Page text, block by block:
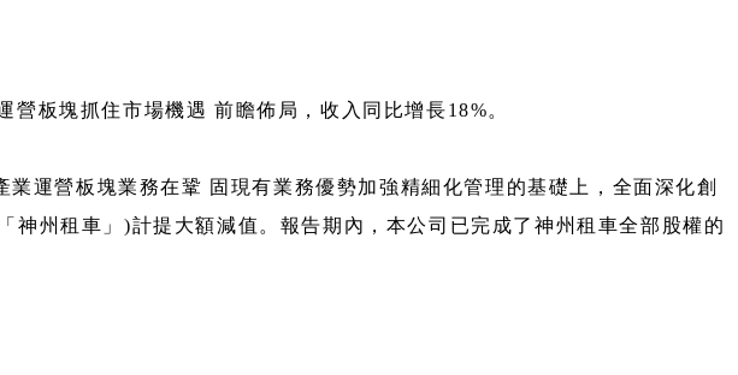
營板塊抓住市場機遇 前瞻佈局，收入同比增長18%。
運營板塊業務在鞏 固現有業務優勢加強精細化管理的基礎上，全面深化創
州租車」)計提大額減值。報告期內，本公司已完成了神州租車全部股權的